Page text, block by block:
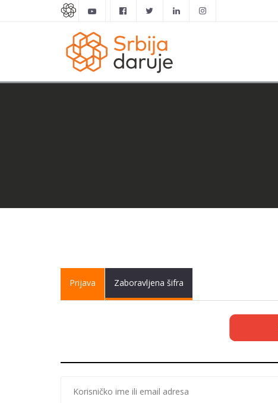
Primary tabs
Prijava (activeZaboravljena šifra